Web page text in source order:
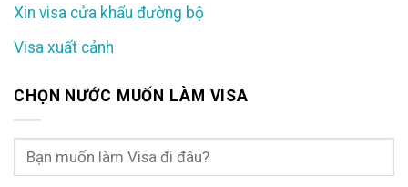
Xin visa cửa khẩu đường bộ
Visa xuất cảnh
CHỌN NƯỚC MUỐN LÀM VISA